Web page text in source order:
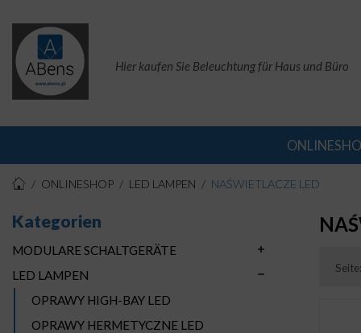
Hier kaufen Sie Beleuchtung für Haus und Büro
ONLINESHOP LED LAMPEN NAŚWIETLACZE LED
Kategorien
MODULARE SCHALTGERÄTE
LED LAMPEN
OPRAWY HIGH-BAY LED
OPRAWY HERMETYCZNE LED
Seite: